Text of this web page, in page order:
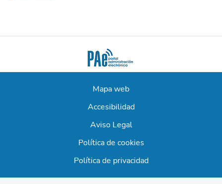
Mapa web
Accesibilidad
Aviso Legal
Política de cookies
Política de privacidad